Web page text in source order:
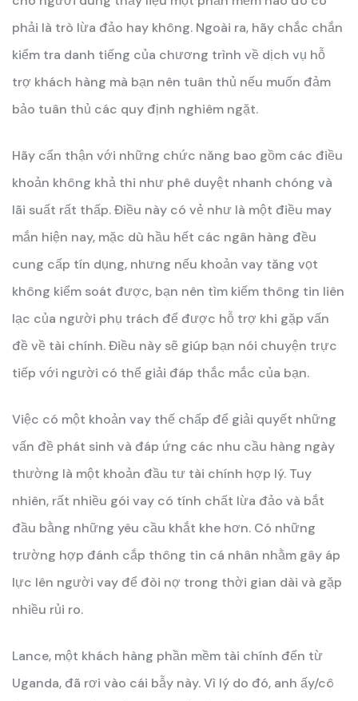
phải là trò lừa đảo hay không. Ngoài ra, hãy chắc chắn
kiểm tra danh tiếng của chương trình về dịch vụ hỗ
trợ khách hàng mà bạn nên tuân thủ nếu muốn đảm
bảo tuân thủ các quy định nghiêm ngặt.
Hãy cẩn thận với những chức năng bao gồm các điều
khoản không khả thi như phê duyệt nhanh chóng và
lãi suất rất thấp. Điều này có vẻ như là một điều may
mắn hiện nay, mặc dù hầu hết các ngân hàng đều
cung cấp tín dụng, nhưng nếu khoản vay tăng vọt
không kiểm soát được, bạn nên tìm kiếm thông tin liên
lạc của người phụ trách để được hỗ trợ khi gặp vấn
đề về tài chính. Điều này sẽ giúp bạn nói chuyện trực
tiếp với người có thể giải đáp thắc mắc của bạn.
Việc có một khoản vay thế chấp để giải quyết những
vấn đề phát sinh và đáp ứng các nhu cầu hàng ngày
thường là một khoản đầu tư tài chính hợp lý. Tuy
nhiên, rất nhiều gói vay có tính chất lừa đảo và bắt
đầu bằng những yêu cầu khắt khe hơn. Có những
trường hợp đánh cắp thông tin cá nhân nhằm gây áp
lực lên người vay để đòi nợ trong thời gian dài và gặp
nhiều rủi ro.
Lance, một khách hàng phần mềm tài chính đến từ
Uganda, đã rơi vào cái bẫy này. Vì lý do đó, anh ấy/cô